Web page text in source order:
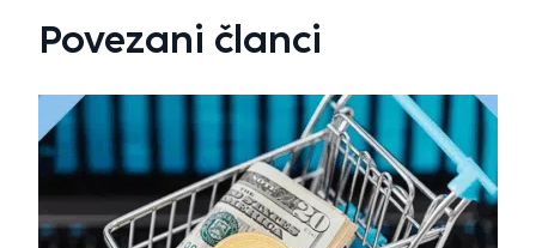
Povezani članci